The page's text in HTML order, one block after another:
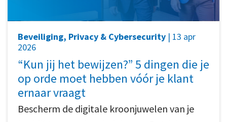
Beveiliging, Privacy & Cybersecurity | 13 apr
2026
“Kun jij het bewijzen?” 5 dingen die je
op orde moet hebben vóór je klant
ernaar vraagt
Bescherm de digitale kroonjuwelen van je